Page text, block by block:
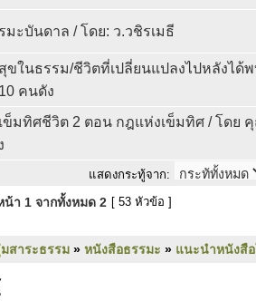
มะบันดาล / โดย: ว.วชิรเมธี
สุขในธรรม/ชีวิตที่เปลี่ยนแปลงไปหลังได้
คนดัง
เข็มทิศชีวิต 2 ตอน กฎแห่งเข็มทิศ / โดย
แสดงกระทู้จาก:
น้า 1 จากทั้งหมด 2 [ 53 หัวข้อ ]
สาระธรรม » หนังสือธรรมะ » แนะนำหนังสื